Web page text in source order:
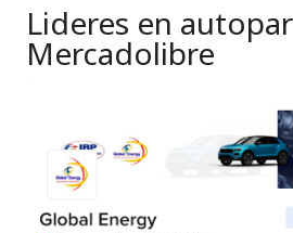
Lideres en
Mercadolibre